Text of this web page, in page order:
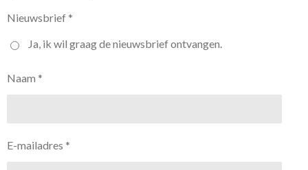
Nieuwsbrief *
Ja, ik wil graag de nieuwsbrief ontvangen.
Naam *
E-mailadres *